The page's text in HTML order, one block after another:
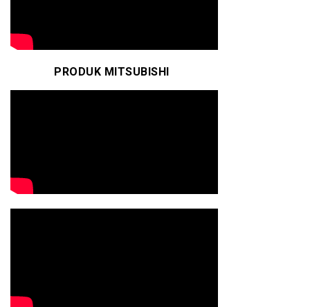
PRODUK MITSUBISHI